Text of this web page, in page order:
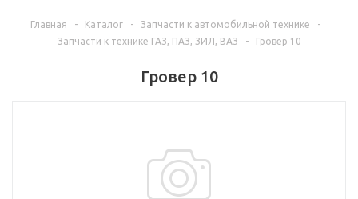
Главная - Каталог - Запчасти к автомобильной технике
-
Запчасти к технике ГАЗ, ПАЗ, ЗИЛ, ВАЗ
- Гровер 10
Гровер 10